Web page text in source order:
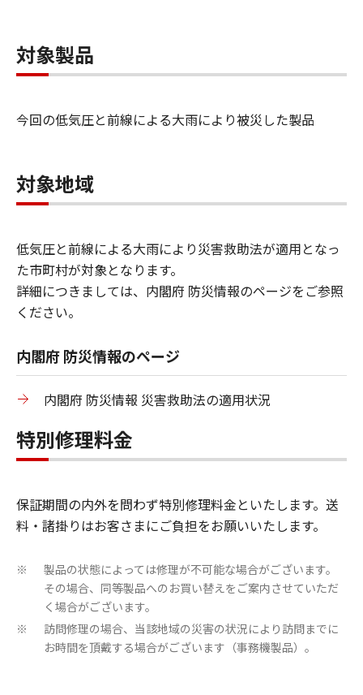
対象製品
今回の低気圧と前線による大雨により被災した製品
対象地域
低気圧と前線による大雨により災害救助法が適用となっ
た市町村が対象となります。
詳細につきましては、内閣府 防災情報のページをご参照
ください。
内閣府 防災情報のページ
内閣府 防災情報 災害救助法の適用状況
特別修理料金
保証期間の内外を問わず特別修理料金といたします。送
料・諸掛りはお客さまにご負担をお願いいたします。
※
製品の状態によっては修理が不可能な場合がございます。
その場合、同等製品へのお買い替えをご案内させていただ
く場合がございます。
※
訪問修理の場合、当該地域の災害の状況により訪問までに
お時間を頂戴する場合がございます（事務機製品）。